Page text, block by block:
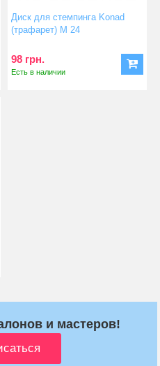
Диск для стемпинга Konad
(трафарет) М 24
98 грн.
Есть в наличии
и мастеров!